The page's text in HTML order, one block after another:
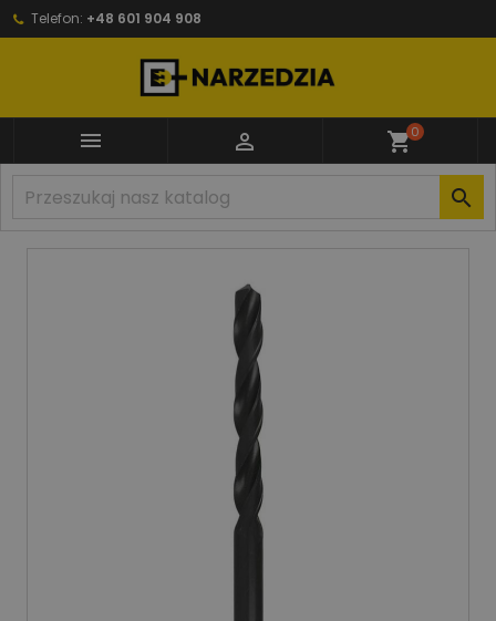
Telefon: +48 601 904 908
  shopping_cart0
